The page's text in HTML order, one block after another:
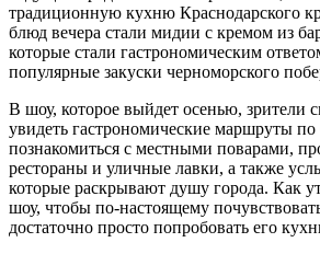
традиционную кухню Краснодарского
блюд вечера стали мидии с кремом из
которые стали гастрономическим
популярные закуски черноморского
В шоу, которое выйдет осенью, зрители
увидеть гастрономические маршруты
познакомиться с местными поварами,
рестораны и уличные лавки, а также
которые раскрывают душу города. Как
шоу, чтобы по-настоящему
достаточно просто попробовать его